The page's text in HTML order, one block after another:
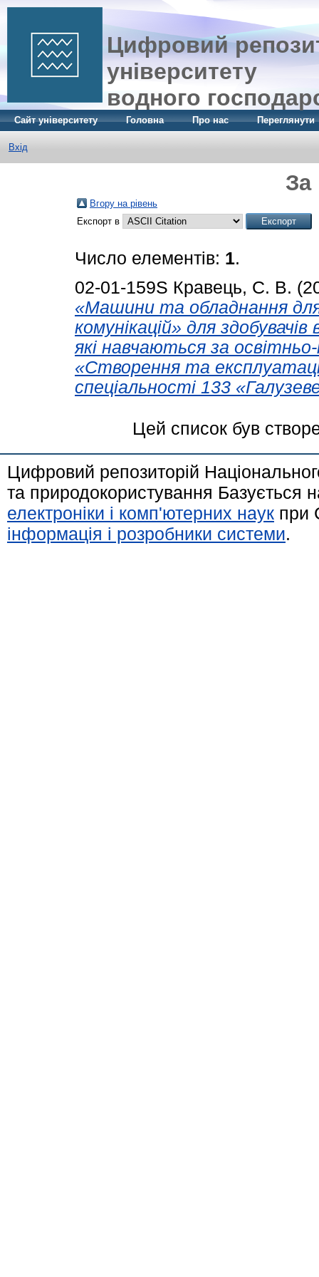
Цифровий
університету
водного
Сайт університету Головна Про нас Переглянути
Вхід
Вгору на рівень
Експорт в
Число елементів: 1.
02-01-159S Кравець, С. В.
«Машини та обладнання
комунікацій» для
які навчаються за
«Створення та
спеціальності 133
Цей список був
Цифровий репозиторій
та природокористування Базується
електроніки і комп'ютерних наук при
інформація і розробники системи.